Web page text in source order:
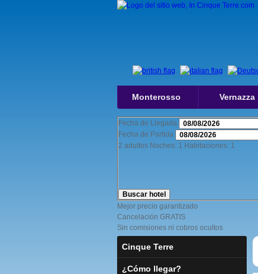
Monterosso Vernazza
Fecha de Llegada
Fecha de Partida
2 adultos Noches: 1 Habitaciones: 1
Buscar hotel
Mejor precio garantizado
Cancelación GRATIS
Sin comisiones ni cobros ocultos
Cinque Terre
¿Cómo llegar?